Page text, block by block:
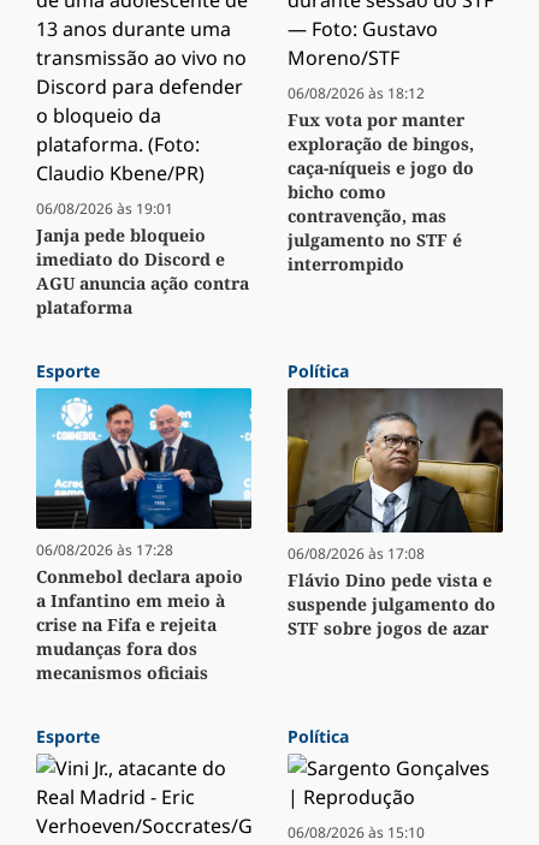
06/08/2026 às 19:01
Janja pede bloqueio
imediato do Discord e
AGU anuncia ação contra
plataforma
06/08/2026 às 18:12
Fux vota por manter
exploração de bingos,
caça-níqueis e jogo do
bicho como
contravenção, mas
julgamento no STF é
interrompido
Esporte
06/08/2026 às 17:28
Conmebol declara apoio
a Infantino em meio à
crise na Fifa e rejeita
mudanças fora dos
mecanismos oficiais
Política
06/08/2026 às 17:08
Flávio Dino pede vista e
suspende julgamento do
STF sobre jogos de azar
Esporte Política
06/08/2026 às 15:10